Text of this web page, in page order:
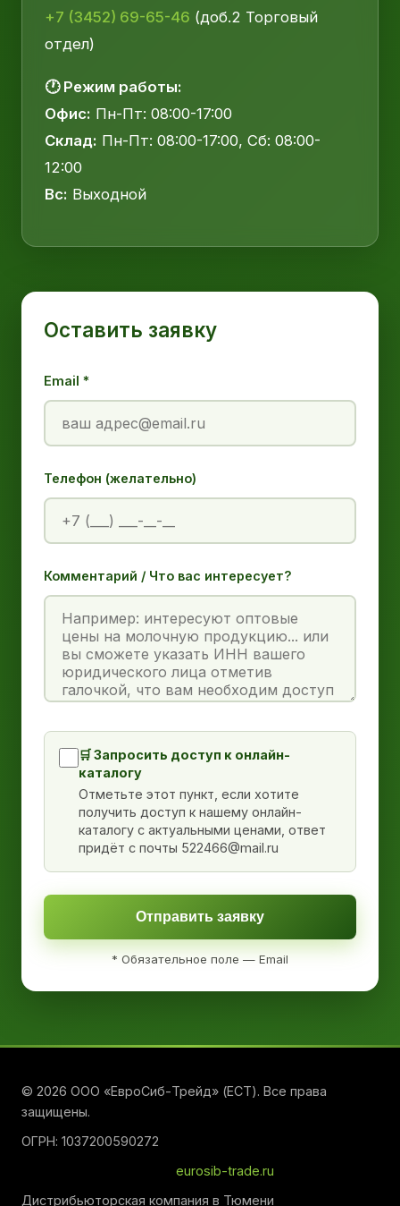
+7 (3452) 69-65-46 (доб.2 Торговый
отдел)
🕐 Режим работы:
Офис: Пн-Пт: 08:00-17:00
Склад: Пн-Пт: 08:00-17:00, Сб: 08:00-
12:00
Вс: Выходной
Оставить заявку
Email *
Телефон (желательно)
Комментарий / Что вас интересует?
🛒 Запросить доступ к онлайн-
каталогу
Отметьте этот пункт, если хотите
получить доступ к нашему онлайн-
каталогу с актуальными ценами, ответ
придёт с почты 522466@mail.ru
Отправить заявку
* Обязательное поле — Email
© 2026 ООО «ЕвроСиб-Трейд» (ЕСТ). Все права
защищены.
ОГРН: 1037200590272
eurosib-trade.ru
Дистрибьюторская компания в Тюмени